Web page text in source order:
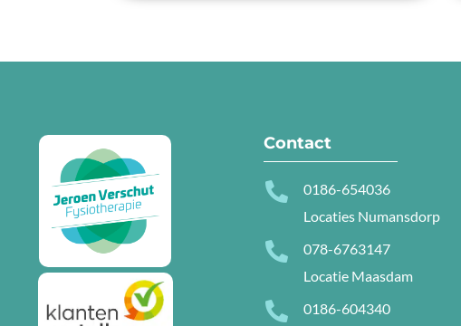
Contact

0186-654036
Locaties Numansdorp

078-6763147
Locatie Maasdam

0186-604340